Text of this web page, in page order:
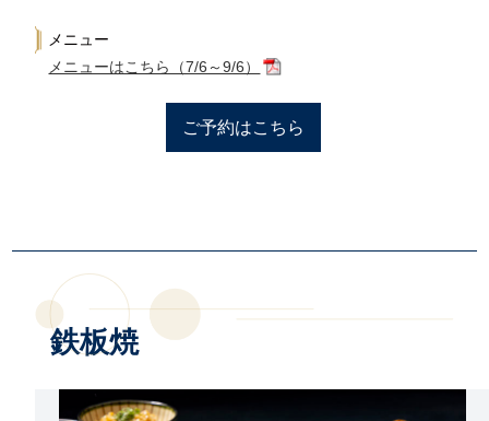
メニュー
メニューはこちら（7/6～9/6）
ご予約はこちら
鉄板焼